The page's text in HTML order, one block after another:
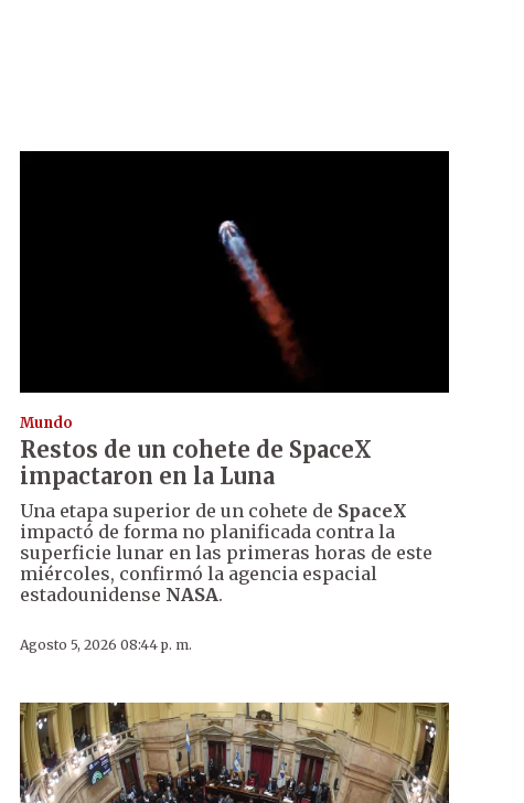
Mundo
Restos de un cohete de SpaceX
impactaron en la Luna
Una etapa superior de un cohete de SpaceX
impactó de forma no planificada contra la
superficie lunar en las primeras horas de este
miércoles, confirmó la agencia espacial
estadounidense NASA.
Agosto 5, 2026 08:44 p. m.